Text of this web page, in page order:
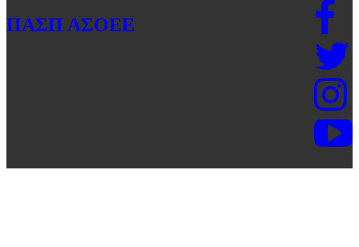
ΠΑΣΠ ΑΣΟΕΕ